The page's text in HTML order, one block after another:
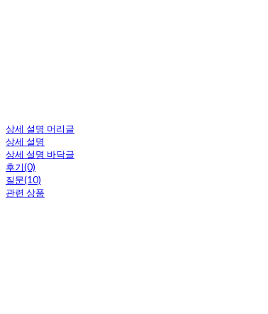
상세 설명 머리글
상세 설명
상세 설명 바닥글
후기(0)
질문(10)
관련 상품